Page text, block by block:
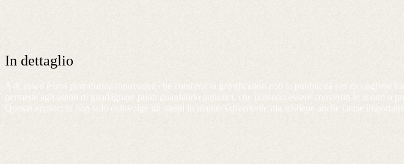
In dettaglio
AdCrowd è una piattaforma innovativa che combina la gamification con la pubblicità per raccogliere
permette agli utenti di guadagnare punti guardando annunci, che possono essere convertiti in sconti
Questo approccio non solo coinvolge gli utenti in maniera divertente ma sostiene anche cause